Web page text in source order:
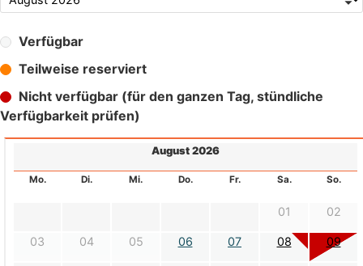
Verfügbar
Teilweise reserviert
Nicht verfügbar (für den ganzen Tag, stündliche
Verfügbarkeit prüfen)
August 2026
Mo. Di. Mi. Do. Fr. Sa. So.
01 02
03 04 05 06 07 08 09